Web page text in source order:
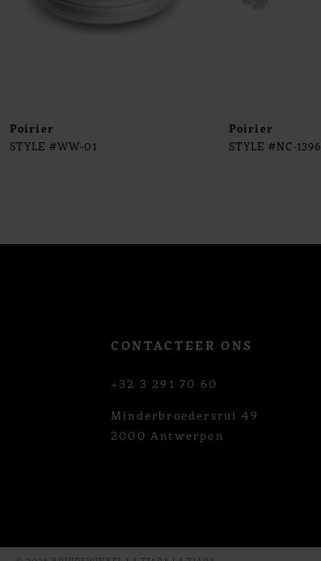
9
10
13
Poirier
STYLE #WW-01
Poirier
STYLE #NC-1396
CONTACTEER ONS
+32 3 291 70 60
Minderbroedersrui 49
2000 Antwerpen